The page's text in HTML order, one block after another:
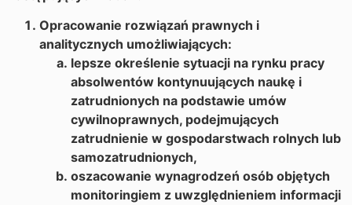
Opracowanie rozwiązań prawnych i
analitycznych umożliwiających:
lepsze określenie sytuacji na rynku pracy
absolwentów kontynuujących naukę i
zatrudnionych na podstawie umów
cywilnoprawnych, podejmujących
zatrudnienie w gospodarstwach rolnych lub
samozatrudnionych,
oszacowanie wynagrodzeń osób objętych
monitoringiem z uwzględnieniem informacji